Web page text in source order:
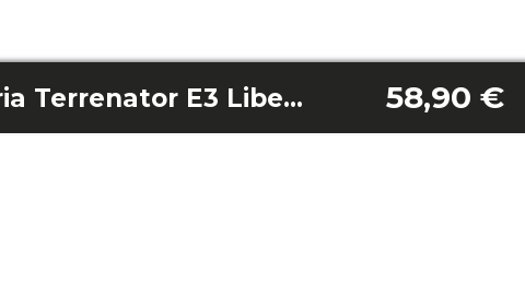
Tosaerba a batteria Terrenator E3 Liberty Z Plus 58,90 €